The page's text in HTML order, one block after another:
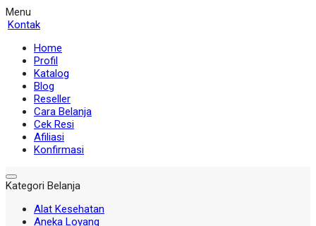
Menu
Kontak
Home
Profil
Katalog
Blog
Reseller
Cara Belanja
Cek Resi
Afiliasi
Konfirmasi
Kategori Belanja
Alat Kesehatan
Aneka Loyang